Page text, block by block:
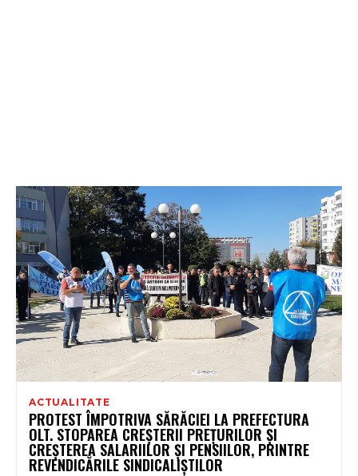
ACTUALITATE
PROTEST ÎMPOTRIVA SĂRĂCIEI LA PREFECTURA
OLT. STOPAREA CREȘTERII PREȚURILOR ȘI
CREȘTEREA SALARIILOR ȘI PENSIILOR, PRINTRE
REVENDICĂRILE SINDICALIȘTILOR